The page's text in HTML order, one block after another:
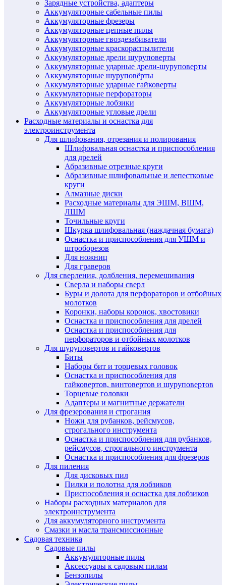
Зарядные устройства, адаптеры
Аккумуляторные сабельные пилы
Аккумуляторные фрезеры
Аккумуляторные цепные пилы
Аккумуляторные гвоздезабиватели
Аккумуляторные краскораспылители
Аккумуляторные дрели шуруповерты
Аккумуляторные ударные дрели-шуруповерты
Аккумуляторные шуруповёрты
Аккумуляторные ударные гайковерты
Аккумуляторные перфораторы
Аккумуляторные лобзики
Аккумуляторные угловые дрели
Расходные материалы и оснастка для
электроинструмента
Для шлифования, отрезания и полирования
Шлифовальная оснастка и приспособления
для дрелей
Абразивные отрезные круги
Абразивные шлифовальные и лепестковые
круги
Алмазные диски
Расходные материалы для ЭШМ, ВШМ,
ЛШМ
Точильные круги
Шкурка шлифовальная (наждачная бумага)
Оснастка и приспособления для УШМ и
штроборезов
Для ножниц
Для граверов
Для сверления, долбления, перемешивания
Сверла и наборы сверл
Буры и долота для перфораторов и отбойных
молотков
Коронки, наборы коронок, хвостовики
Оснастка и приспособления для дрелей
Оснастка и приспособления для
перфораторов и отбойных молотков
Для шуруповертов и гайковертов
Биты
Наборы бит и торцевых головок
Оснастка и приспособления для
гайковертов, винтовертов и шуруповертов
Торцевые головки
Адаптеры и магнитные держатели
Для фрезерования и строгания
Ножи для рубанков, рейсмусов,
строгального инструмента
Оснастка и приспособления для рубанков,
рейсмусов, строгального инструмента
Оснастка и приспособления для фрезеров
Для пиления
Для дисковых пил
Пилки и полотна для лобзиков
Приспособления и оснастка для лобзиков
Наборы расходных материалов для
электроинструмента
Для аккумуляторного инструмента
Смазки и масла трансмиссионные
Садовая техника
Садовые пилы
Аккумуляторные пилы
Аксессуары к садовым пилам
Бензопилы